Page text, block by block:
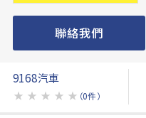
聯絡我們
9168汽車
★ ★ ★ ★ ★ （0件）